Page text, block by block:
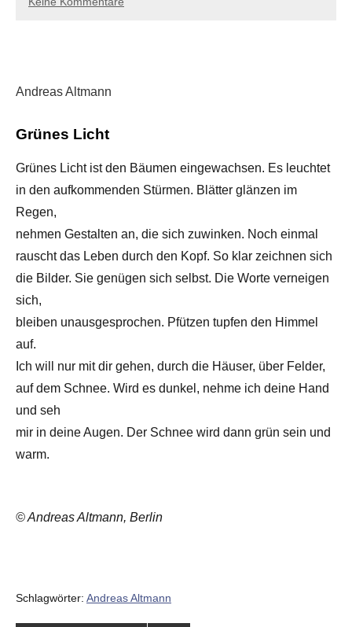
Andreas Altmann
Grünes Licht
Grünes Licht ist den Bäumen eingewachsen. Es leuchtet
in den aufkommenden Stürmen. Blätter glänzen im
Regen,
nehmen Gestalten an, die sich zuwinken. Noch einmal
rauscht das Leben durch den Kopf. So klar zeichnen sich
die Bilder. Sie genügen sich selbst. Die Worte verneigen
sich,
bleiben unausgesprochen. Pfützen tupfen den Himmel
auf.
Ich will nur mit dir gehen, durch die Häuser, über Felder,
auf dem Schnee. Wird es dunkel, nehme ich deine Hand
und seh
mir in deine Augen. Der Schnee wird dann grün sein und
warm.
© Andreas Altmann, Berlin
Schlagwörter: Andreas Altmann